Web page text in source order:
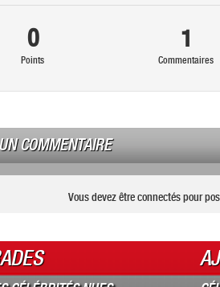
0
Points
1
Commentaires
COMMENTAIRE
Vous devez être connectés pour